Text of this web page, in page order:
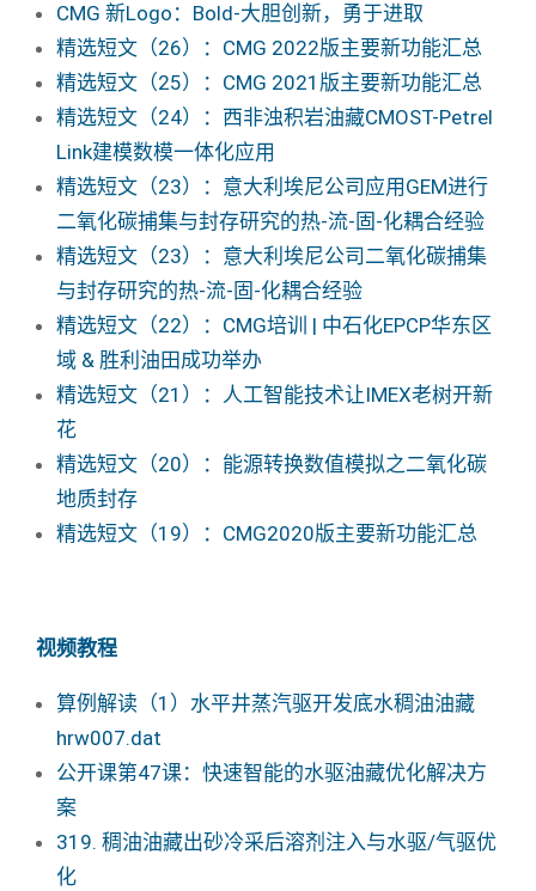
CMG 新Logo：Bold-大胆创新，勇于进取
精选短文（26）：CMG 2022版主要新功能汇总
精选短文（25）：CMG 2021版主要新功能汇总
精选短文（24）：西非浊积岩油藏CMOST-Petrel
Link建模数模一体化应用
精选短文（23）：意大利埃尼公司应用GEM进行
二氧化碳捕集与封存研究的热-流-固-化耦合经验
精选短文（23）：意大利埃尼公司二氧化碳捕集
与封存研究的热-流-固-化耦合经验
精选短文（22）：CMG培训 | 中石化EPCP华东区
域 & 胜利油田成功举办
精选短文（21）：人工智能技术让IMEX老树开新
花
精选短文（20）：能源转换数值模拟之二氧化碳
地质封存
精选短文（19）：CMG2020版主要新功能汇总
视频教程
算例解读（1）水平井蒸汽驱开发底水稠油油藏
hrw007.dat
公开课第47课：快速智能的水驱油藏优化解决方
案
319. 稠油油藏出砂冷采后溶剂注入与水驱/气驱优
化